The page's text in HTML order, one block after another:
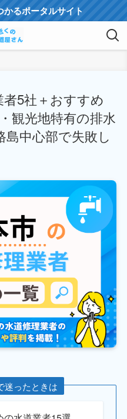
るポータルサイト
5社＋おすすめ
観光地特有の排水
島中心部で失敗し
迷ったときは